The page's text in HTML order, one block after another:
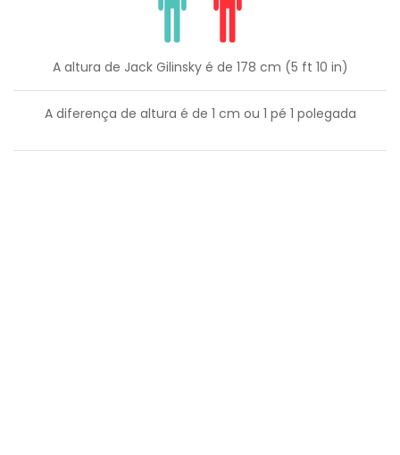
A altura de Jack Gilinsky é de 178 cm (5 ft 10 in)
A diferença de altura é de 1 cm ou 1 pé 1 polegada